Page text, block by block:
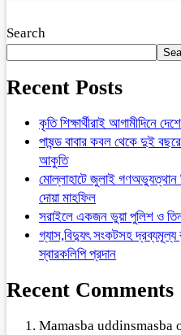
Search
Recent Posts
কৃতি শিক্ষার্থীরাই আগামীদিনে
পাষন্ড বাবার কবল থেকে দুই
আকুতি
মোল্লাহাটে জুলাই
দোয়া মাহফিল
সরাইলে একজন ভুয়া পুলিশ ও
গ্যাস,বিদ্যুৎ সংকটসহ দ্রব্যমূল্য
স্বারকলিপি প্রদান
Recent Comments
Mamasba uddinsmasba